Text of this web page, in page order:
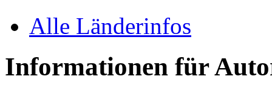
Alle Länderinfos
Informationen für